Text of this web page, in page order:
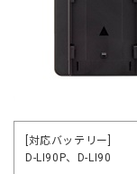
[対応バッテリー]
D-LI90P、D-LI90